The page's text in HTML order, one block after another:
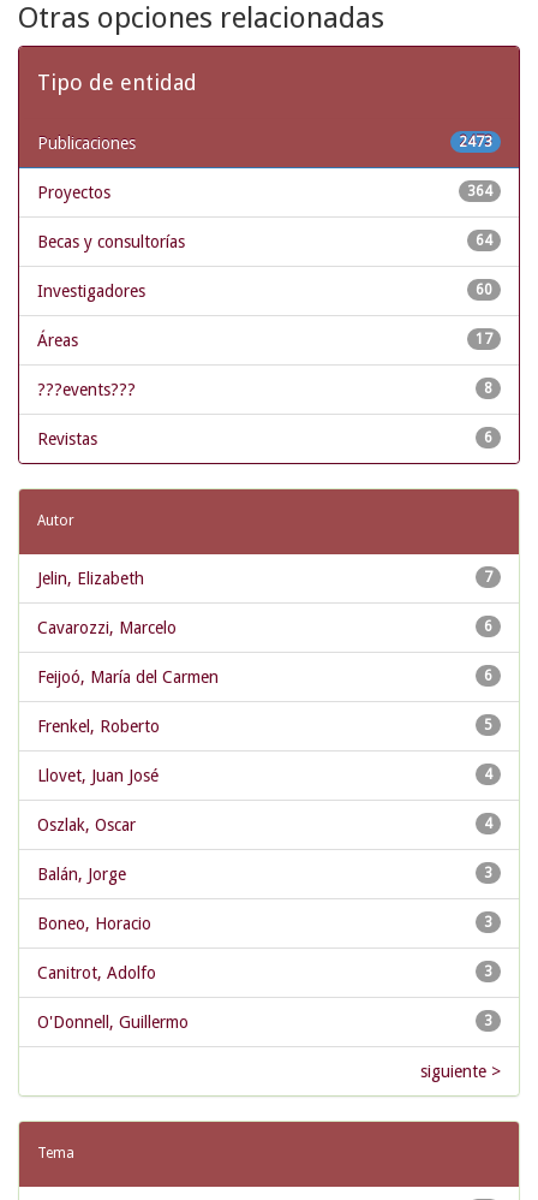
Otras opciones relacionadas
Tipo de entidad
2473
Publicaciones
364
Proyectos
64
Becas y consultorías
60
Investigadores
17
Áreas
8
???events???
6
Revistas
Autor
7
Jelin, Elizabeth
6
Cavarozzi, Marcelo
6
Feijoó, María del Carmen
5
Frenkel, Roberto
4
Llovet, Juan José
4
Oszlak, Oscar
3
Balán, Jorge
3
Boneo, Horacio
3
Canitrot, Adolfo
3
O'Donnell, Guillermo
siguiente >
Tema